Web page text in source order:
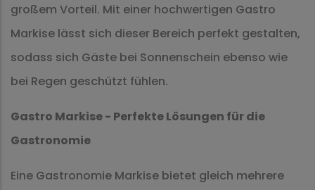
großem Vorteil. Mit einer hochwertigen Gastro
Markise lässt sich dieser Bereich perfekt gestalten,
sodass sich Gäste bei Sonnenschein ebenso wie
bei Regen geschützt fühlen.
Gastro Markise - Perfekte Lösungen für die
Gastronomie
Eine Gastronomie Markise bietet gleich mehrere